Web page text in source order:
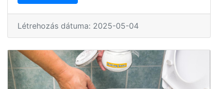
Létrehozás dátuma: 2025-05-04